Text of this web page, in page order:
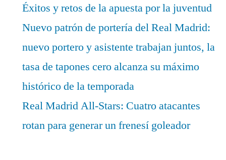
Éxitos y retos de la apuesta por la juventud
Nuevo patrón de portería del Real Madrid:
nuevo portero y asistente trabajan juntos, la
tasa de tapones cero alcanza su máximo
histórico de la temporada
Real Madrid All-Stars: Cuatro atacantes
rotan para generar un frenesí goleador